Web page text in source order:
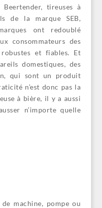
tireuses à
de la marque SEB,
ont redoublé
consommateurs des
et fiables. Et
domestiques, des
qui sont un produit
n’est donc pas la
à bière, il y a aussi
n’importe quelle
machine, pompe ou